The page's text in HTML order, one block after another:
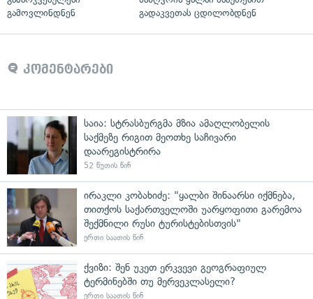
გამოვლინდნენ
გადაკვეთას ცდილობდნენ
კომენტარები
საია: სტრასბურგმა მზია ამაღლობელის
საქმეზე რიგით მეოთხე საჩივარი
დაარეგისტრირა
52 წუთის წინ
ირაკლი კობახიძე: "ყალბი შინაარსი იქმნება,
თითქოს საქართველოში უარყოფითი გარემოა
შექმნილი რუსი ტურისტებისთვის"
ერთი საათის წინ
ქვიზი: შენ უკეთ ერკვევი გეოგრაფიულ
ტერმინებში თუ მერვეკლასელი?
ერთი საათის წინ